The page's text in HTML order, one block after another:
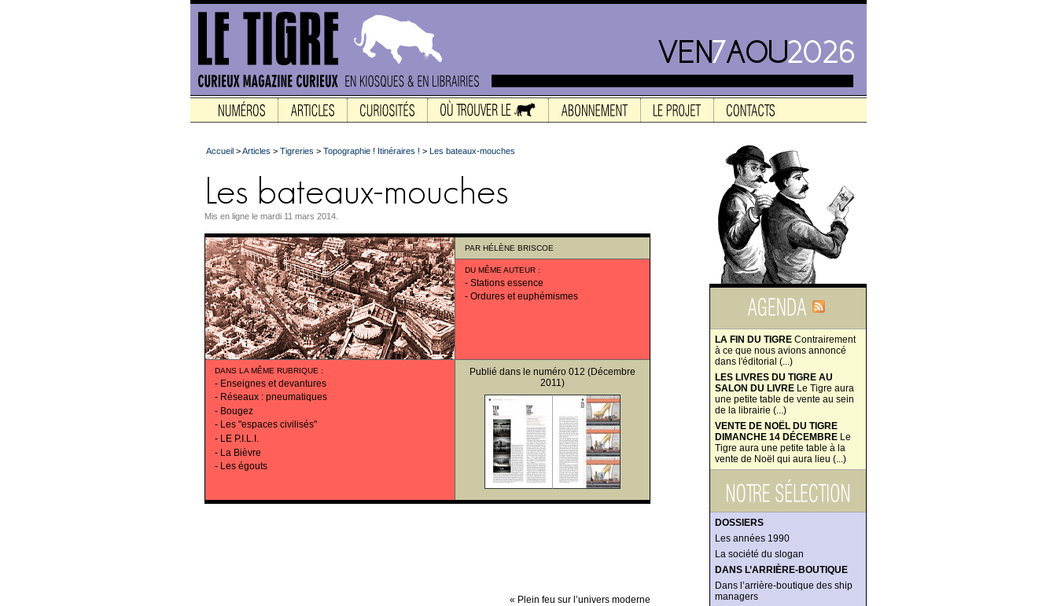
LA FIN DU TIGRE Contrairement
à ce que nous avions annoncé
dans l'éditorial (...)
LES LIVRES DU TIGRE AU
SALON DU LIVRE Le Tigre aura
une petite table de vente au sein
de la librairie (...)
VENTE DE NOËL DU TIGRE
DIMANCHE 14 DÉCEMBRE Le
Tigre aura une petite table à la
vente de Noël qui aura lieu (...)
DOSSIERS
Les années 1990
La société du slogan
DANS L’ARRIÈRE-BOUTIQUE
Dans l’arrière-boutique des ship
managers
Accueil >Articles > Tigreries > Topographie ! Itinéraires ! > Les bateaux-mouches
Mis en ligne le mardi 11 mars 2014.
PAR HÉLÈNE BRISCOE
DU MÊME AUTEUR :
- Stations essence
- Ordures et euphémismes
DANS LA MÊME RUBRIQUE :
- Enseignes et devantures
- Réseaux : pneumatiques
- Bougez
- Les "espaces civilisés"
- LE P.I.L.I.
- La Bièvre
- Les égouts
Publié dans le numéro 012 (Décembre
2011)
« Plein feu sur l’univers moderne